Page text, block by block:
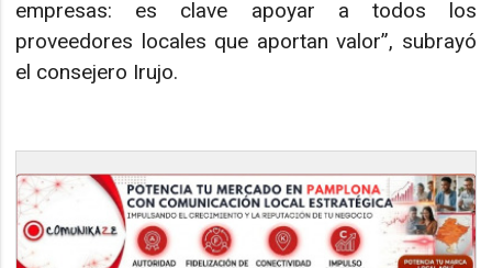
empresas: es clave apoyar a todos los
proveedores locales que aportan valor”, subrayó
el consejero Irujo.